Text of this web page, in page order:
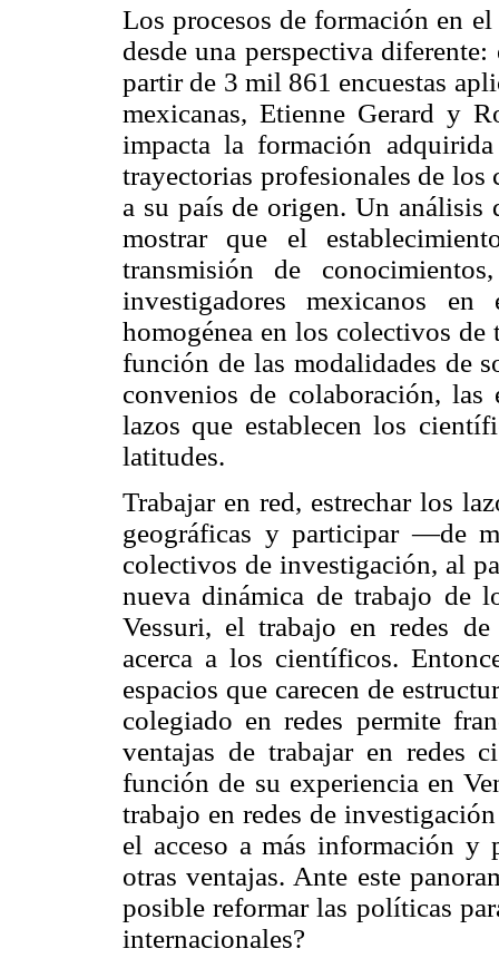
Los procesos de formación en
desde una perspectiva
partir de 3 mil 861 encuestas
mexicanas, Etienne Gerard y
impacta la formación
trayectorias profesionales de
a su país de origen. Un análisis
mostrar que el
transmisión de
investigadores mexicanos
homogénea en los colectivos
función de las modalidades de
convenios de colaboración,
lazos que establecen los
latitudes.
Trabajar en red, estrechar los
geográficas y participar —de
colectivos de investigación, al
nueva dinámica de trabajo de
Vessuri, el trabajo en redes
acerca a los científicos.
espacios que carecen de
colegiado en redes permite
ventajas de trabajar en redes
función de su experiencia en
trabajo en redes de
el acceso a más información y
otras ventajas. Ante este
posible reformar las políticas
internacionales?